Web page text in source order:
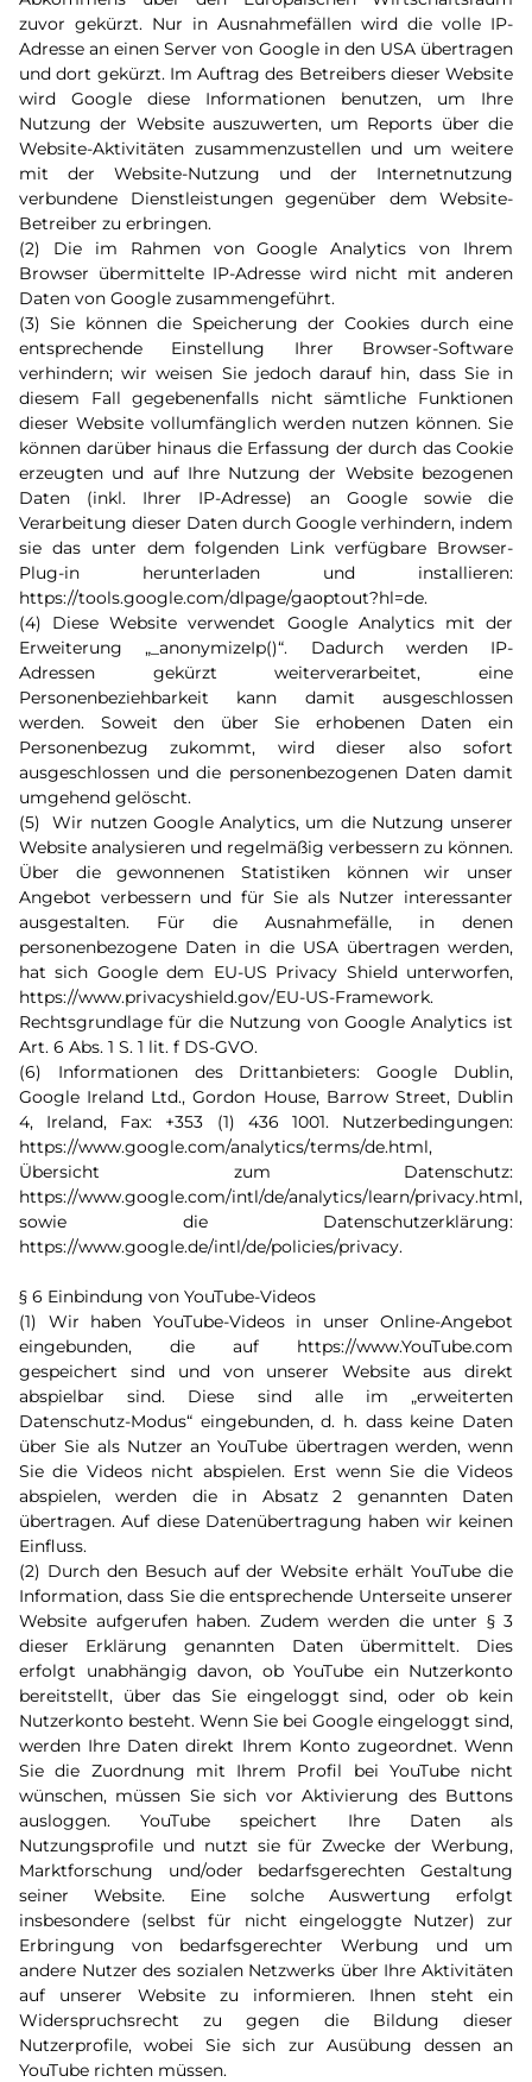
zuvor gekürzt. Nur in Ausnahmefällen wird die volle IP-
Adresse an einen Server von Google in den USA übertragen
und dort gekürzt. Im Auftrag des Betreibers dieser Website
wird Google diese Informationen benutzen, um Ihre
Nutzung der Website auszuwerten, um Reports über die
Website-Aktivitäten zusammenzustellen und um weitere
mit der Website-Nutzung und der Internetnutzung
verbundene Dienstleistungen gegenüber dem Website-
Betreiber zu erbringen.
(2) Die im Rahmen von Google Analytics von Ihrem
Browser übermittelte IP-Adresse wird nicht mit anderen
Daten von Google zusammengeführt.
(3) Sie können die Speicherung der Cookies durch eine
entsprechende Einstellung Ihrer Browser-Software
verhindern; wir weisen Sie jedoch darauf hin, dass Sie in
diesem Fall gegebenenfalls nicht sämtliche Funktionen
dieser Website vollumfänglich werden nutzen können. Sie
können darüber hinaus die Erfassung der durch das Cookie
erzeugten und auf Ihre Nutzung der Website bezogenen
Daten (inkl. Ihrer IP-Adresse) an Google sowie die
Verarbeitung dieser Daten durch Google verhindern, indem
sie das unter dem folgenden Link verfügbare Browser-
Plug-in herunterladen und installieren:
https://tools.google.com/dlpage/gaoptout?hl=de.
(4) Diese Website verwendet Google Analytics mit der
Erweiterung „_anonymizeIp()“. Dadurch werden IP-
Adressen gekürzt weiterverarbeitet, eine
Personenbeziehbarkeit kann damit ausgeschlossen
werden. Soweit den über Sie erhobenen Daten ein
Personenbezug zukommt, wird dieser also sofort
ausgeschlossen und die personenbezogenen Daten damit
umgehend gelöscht.
(5) Wir nutzen Google Analytics, um die Nutzung unserer
Website analysieren und regelmäßig verbessern zu können.
Über die gewonnenen Statistiken können wir unser
Angebot verbessern und für Sie als Nutzer interessanter
ausgestalten. Für die Ausnahmefälle, in denen
personenbezogene Daten in die USA übertragen werden,
hat sich Google dem EU-US Privacy Shield unterworfen,
https://www.privacyshield.gov/EU-US-Framework.
Rechtsgrundlage für die Nutzung von Google Analytics ist
Art. 6 Abs. 1 S. 1 lit. f DS-GVO.
(6) Informationen des Drittanbieters: Google Dublin,
Google Ireland Ltd., Gordon House, Barrow Street, Dublin
4, Ireland, Fax: +353 (1) 436 1001. Nutzerbedingungen:
https://www.google.com/analytics/terms/de.html,
Übersicht zum Datenschutz:
https://www.google.com/intl/de/analytics/learn/privacy.html,
sowie die Datenschutzerklärung:
https://www.google.de/intl/de/policies/privacy.
§ 6 Einbindung von YouTube-Videos
(1) Wir haben YouTube-Videos in unser Online-Angebot
eingebunden, die auf https://www.YouTube.com
gespeichert sind und von unserer Website aus direkt
abspielbar sind. Diese sind alle im „erweiterten
Datenschutz-Modus“ eingebunden, d. h. dass keine Daten
über Sie als Nutzer an YouTube übertragen werden, wenn
Sie die Videos nicht abspielen. Erst wenn Sie die Videos
abspielen, werden die in Absatz 2 genannten Daten
übertragen. Auf diese Datenübertragung haben wir keinen
Einfluss.
(2) Durch den Besuch auf der Website erhält YouTube die
Information, dass Sie die entsprechende Unterseite unserer
Website aufgerufen haben. Zudem werden die unter § 3
dieser Erklärung genannten Daten übermittelt. Dies
erfolgt unabhängig davon, ob YouTube ein Nutzerkonto
bereitstellt, über das Sie eingeloggt sind, oder ob kein
Nutzerkonto besteht. Wenn Sie bei Google eingeloggt sind,
werden Ihre Daten direkt Ihrem Konto zugeordnet. Wenn
Sie die Zuordnung mit Ihrem Profil bei YouTube nicht
wünschen, müssen Sie sich vor Aktivierung des Buttons
ausloggen. YouTube speichert Ihre Daten als
Nutzungsprofile und nutzt sie für Zwecke der Werbung,
Marktforschung und/oder bedarfsgerechten Gestaltung
seiner Website. Eine solche Auswertung erfolgt
insbesondere (selbst für nicht eingeloggte Nutzer) zur
Erbringung von bedarfsgerechter Werbung und um
andere Nutzer des sozialen Netzwerks über Ihre Aktivitäten
auf unserer Website zu informieren. Ihnen steht ein
Widerspruchsrecht zu gegen die Bildung dieser
Nutzerprofile, wobei Sie sich zur Ausübung dessen an
YouTube richten müssen.